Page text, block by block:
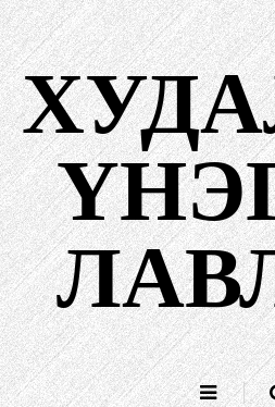
Агуулга
руу
алгасах